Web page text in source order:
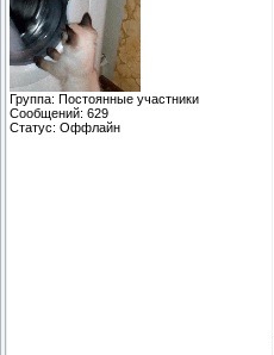
Группа: Постоянные участники
Сообщений: 629
Статус: Оффлайн